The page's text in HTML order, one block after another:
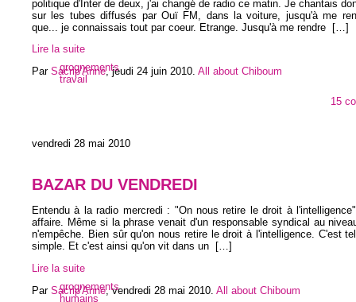
politique d'Inter de deux, j'ai changé de radio ce matin. Je chantais
sur les tubes diffusés par Ouï FM, dans la voiture, jusqu'à me
que... je connaissais tout par coeur. Etrange. Jusqu'à me rendre […]
Lire la suite
Par Sacrip'Anne,jeudi 24 juin 2010. All about Chiboum
grognements
travail
15
vendredi 28 mai 2010
BAZAR DU VENDREDI
Entendu à la radio mercredi : "On nous retire le droit à
affaire. Même si la phrase venait d'un responsable syndical au
n'empêche. Bien sûr qu'on nous retire le droit à l'intelligence. C'est
simple. Et c'est ainsi qu'on vit dans un
[…]
Lire la suite
Par Sacrip'Anne,vendredi 28 mai 2010 All about Chiboum
grognements
humains